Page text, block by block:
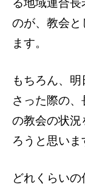
る地域連合長
のが、教会と
ます。
もちろん、
さった際の
の教会の状
ろうと思いま
どれくらい